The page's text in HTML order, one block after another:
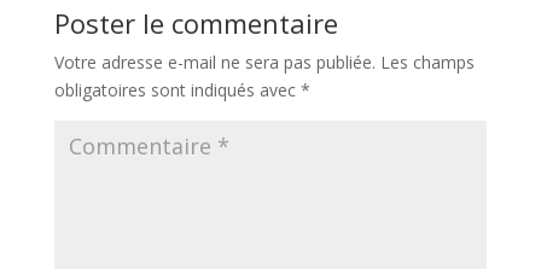
Poster le commentaire
Votre adresse e-mail ne sera pas publiée. Les champs
obligatoires sont indiqués avec *